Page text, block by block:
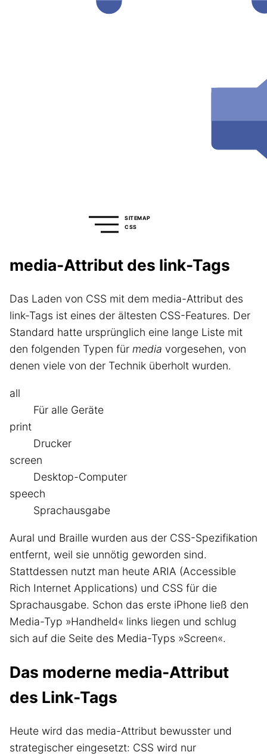
SITEMAP
CSS
media-Attribut des link-Tags
Das Laden von CSS mit dem media-Attribut des
link-Tags ist eines der ältesten CSS-Features. Der
Standard hatte ursprünglich eine lange Liste mit
den folgenden Typen für media vorgesehen, von
denen viele von der Technik überholt wurden.
all
Für alle Geräte
print
Drucker
screen
Desktop-Computer
speech
Sprachausgabe
Aural und Braille wurden aus der CSS-Spezifikation
entfernt, weil sie unnötig geworden sind.
Stattdessen nutzt man heute ARIA (Accessible
Rich Internet Applications) und CSS für die
Sprachausgabe. Schon das erste iPhone ließ den
Media-Typ »Handheld« links liegen und schlug
sich auf die Seite des Media-Typs »Screen«.
Das moderne media-Attribut
des Link-Tags
Heute wird das media-Attribut bewusster und
strategischer eingesetzt: CSS wird nur